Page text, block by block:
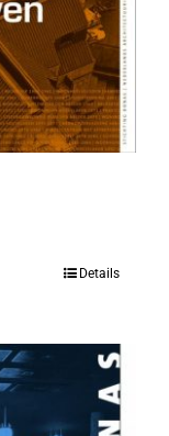
Details